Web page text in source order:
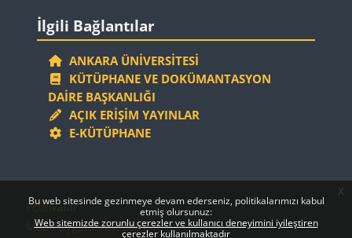
Bu web sitesinde gezinmeye devam ederseniz, politikalarımızı kabul
etmiş olursunuz:
Web sitemizde zorunlu çerezler ve kullanıcı deneyimini iyileştiren
çerezler kullanılmaktadır
x
Bloklar
İlgili Bağlantılar
ANKARA ÜNIVERSITESI
KÜTÜPHANE VE DOKÜMANTASYON
DAIRE BAŞKANLIĞI
AÇIK ERIŞIM YAYINLAR
E-KÜTÜPHANE
Bloklar
Bloklar
Politikalar
Mobil uygulamayı edinin